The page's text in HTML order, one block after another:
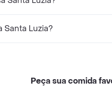
Luzia?
Peça sua comida